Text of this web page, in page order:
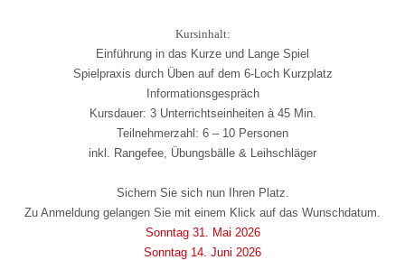
Kursinhalt:
Einführung in das Kurze und Lange Spiel
Spielpraxis durch Üben auf dem 6-Loch Kurzplatz
Informationsgespräch
Kursdauer: 3 Unterrichtseinheiten à 45 Min.
Teilnehmerzahl: 6 – 10 Personen
inkl. Rangefee, Übungsbälle & Leihschläger
Sichern Sie sich nun Ihren Platz.
Zu Anmeldung gelangen Sie mit einem Klick auf das Wunschdatum.
Sonntag 31. Mai 2026
Sonntag 14. Juni 2026